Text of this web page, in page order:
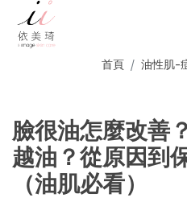
首頁 油性肌-
臉很油怎麼改善
越油？從原因到
（油肌必看）